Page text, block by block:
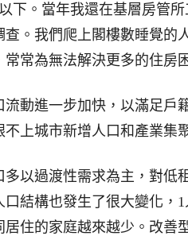
下。當年我還在基層房管
查。我們爬上閣樓數睡覺的
常為無法解決更多的住房
進一步加快，以滿足戶
上城市新增人口和產業集
過渡性需求為主，對低
結構也發生了很大變化，
居住的家庭越來越少。改善